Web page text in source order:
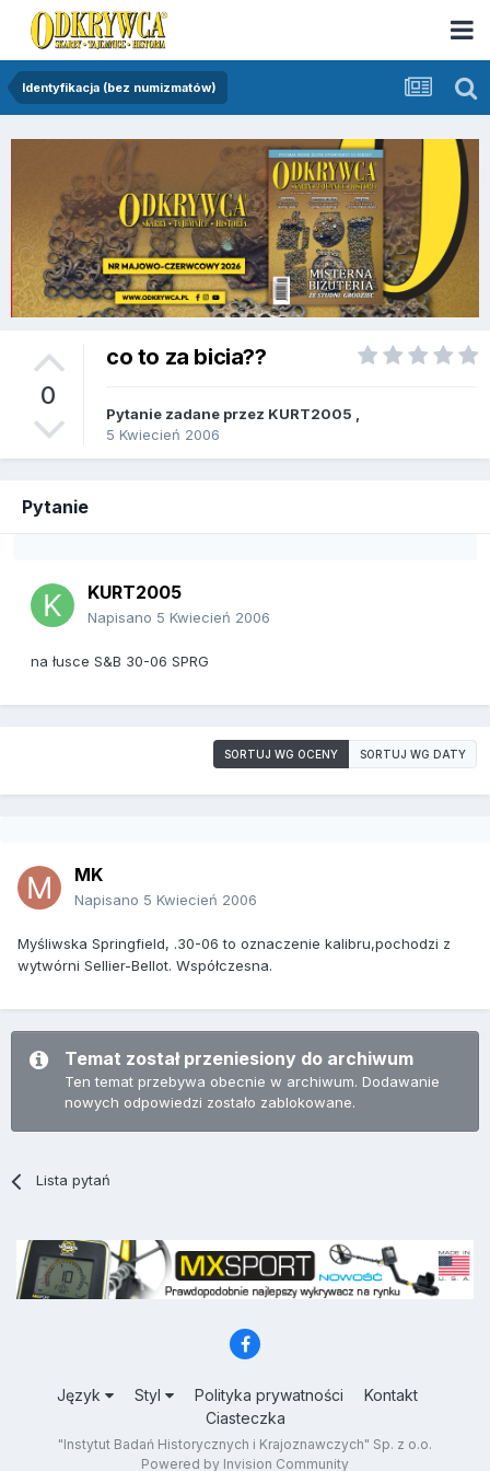
Identyfikacja (bez numizmatów)
0
co to za bicia??
Pytanie zadane przez KURT2005
5 Kwiecień 2006
Pytanie
KURT2005
Napisano 5 Kwiecień 2006
na łusce S&B 30-06 SPRG
SORTUJ WG OCENY SORTUJ WG DATY
MK
Napisano 5 Kwiecień 2006
Myśliwska Springfield, .30-06 to oznaczenie kalibru,pochodzi z
wytwórni Sellier-Bellot. Współczesna.
Temat został przeniesiony do archiwum
Ten temat przebywa obecnie w archiwum. Dodawanie
nowych odpowiedzi zostało zablokowane.
Lista pytań
Język Styl Polityka prywatności
Kontakt
Ciasteczka
"Instytut Badań Historycznych i Krajoznawczych" Sp. z o.o.
Powered by Invision Community